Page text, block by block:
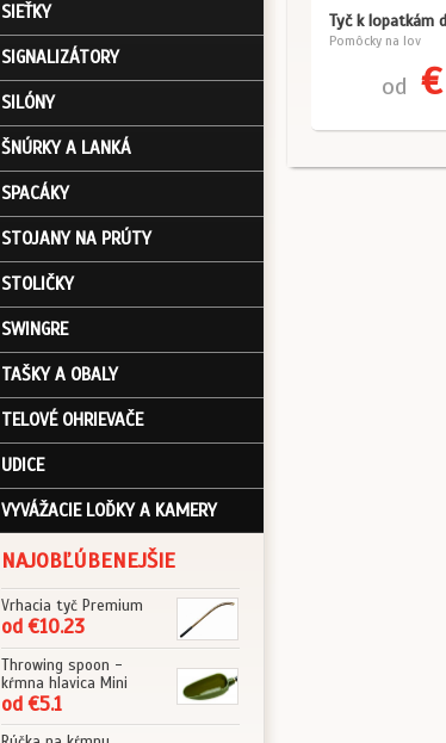
SIEŤKY
SIGNALIZÁTORY
SILÓNY
ŠNÚRKY A LANKÁ
SPACÁKY
STOJANY NA PRÚTY
STOLIČKY
SWINGRE
TAŠKY A OBALY
TELOVÉ OHRIEVAČE
UDICE
VYVÁŽACIE LOĎKY A KAMERY
NAJOBĽÚBENEJŠIE
Vrhacia tyč Premium
od €10.23
Throwing spoon -
kŕmna hlavica Mini
od €5.1
Tyč k lopatkám
Pomôcky na lov
od